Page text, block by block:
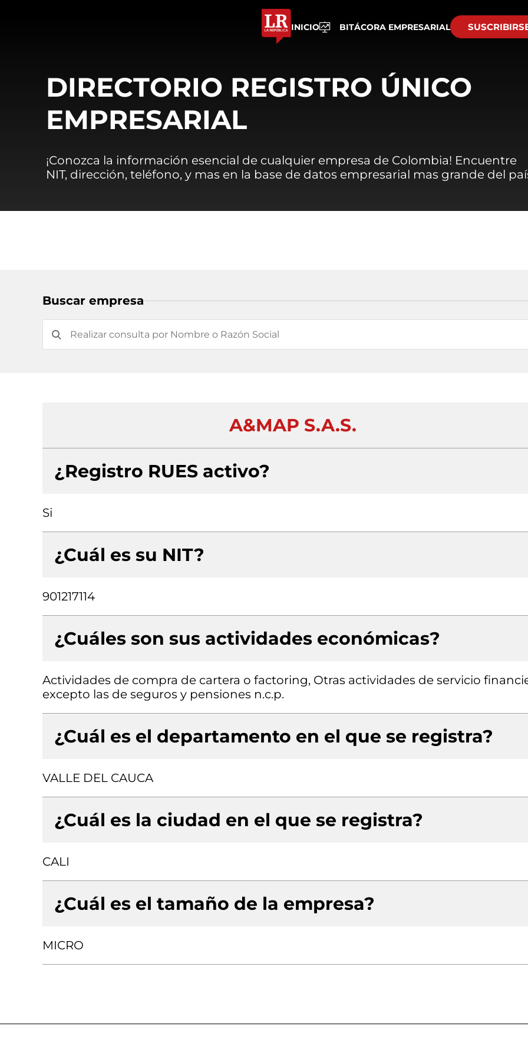
INICIO BITÁCORA EMPRESARIAL
DIRECTORIO REGISTRO ÚNICO
EMPRESARIAL
¡Conozca la información esencial de cualquier empresa de Colombia! Encuentre
NIT, dirección, teléfono, y mas en la base de datos empresarial mas grande del
Buscar empresa
A&MAP S.A.S.
¿Registro RUES activo?
Si
¿Cuál es su NIT?
901217114
¿Cuáles son sus actividades económicas?
Actividades de compra de cartera o factoring, Otras actividades de servicio
excepto las de seguros y pensiones n.c.p.
¿Cuál es el departamento en el que se registra?
VALLE DEL CAUCA
¿Cuál es la ciudad en el que se registra?
CALI
¿Cuál es el tamaño de la empresa?
MICRO